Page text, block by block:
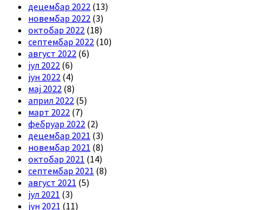
децембар 2022 (13)
новембар 2022 (3)
октобар 2022 (18)
септембар 2022 (10)
август 2022 (6)
јул 2022 (6)
јун 2022 (4)
мај 2022 (8)
април 2022 (5)
март 2022 (7)
фебруар 2022 (2)
децембар 2021 (3)
новембар 2021 (8)
октобар 2021 (14)
септембар 2021 (8)
август 2021 (5)
јул 2021 (3)
јун 2021 (11)